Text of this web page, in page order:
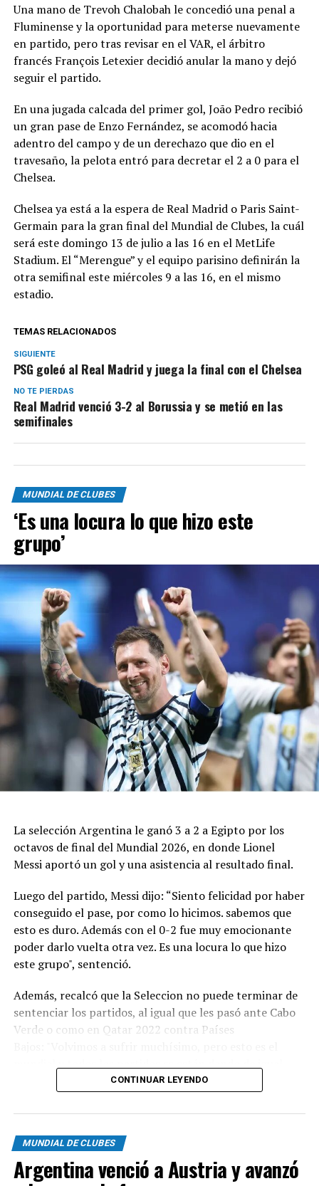
Una mano de Trevoh Chalobah le concedió una penal a
Fluminense y la oportunidad para meterse nuevamente
en partido, pero tras revisar en el VAR, el árbitro
francés François Letexier decidió anular la mano y dejó
seguir el partido.
En una jugada calcada del primer gol, João Pedro recibió
un gran pase de Enzo Fernández, se acomodó hacia
adentro del campo y de un derechazo que dio en el
travesaño, la pelota entró para decretar el 2 a 0 para el
Chelsea.
Chelsea ya está a la espera de Real Madrid o Paris Saint-
Germain para la gran final del Mundial de Clubes, la cuál
será este domingo 13 de julio a las 16 en el MetLife
Stadium. El “Merengue” y el equipo parisino definirán la
otra semifinal este miércoles 9 a las 16, en el mismo
estadio.
TEMAS RELACIONADOS
SIGUIENTE
PSG goleó al Real Madrid y juega la final con el Chelsea
NO TE PIERDAS
Real Madrid venció 3-2 al Borussia y se metió en las
semifinales
MUNDIAL DE CLUBES
‘Es una locura lo que hizo este
grupo’
La selección Argentina le ganó 3 a 2 a Egipto por los
octavos de final del Mundial 2026, en donde Lionel
Messi aportó un gol y una asistencia al resultado final.
Luego del partido, Messi dijo: “Siento felicidad por haber
conseguido el pase, por como lo hicimos. sabemos que
esto es duro. Además con el 0-2 fue muy emocionante
poder darlo vuelta otra vez. Es una locura lo que hizo
este grupo", sentenció.
Además, recalcó que la Seleccion no puede terminar de
sentenciar los partidos, al igual que les pasó ante Cabo
Verde o como en Qatar 2022 contra Países
manera. Está muy igualado todo”, comentó con un
visible cansancio.
Messi agarró la pelota en el área luego de que Gonzalo
Montiel la deje jugable y le rompió el arco al arquero
CONTINUAR LEYENDO
MUNDIAL DE CLUBES
Argentina venció a Austria y avanzó